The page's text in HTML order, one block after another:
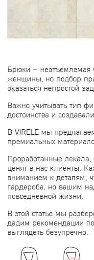
Брюки – неотъемлемая
женщины, но подбор
оказаться непростой
Важно учитывать тип
достоинства и
В VIRELE мы
премиальных
Проработанные лекала,
ценят в нас клиенты.
вниманием к деталям,
гардероба, но вашим
повседневной жизни.
В этой статье мы
дадим рекомендации
выглядеть безупречно.